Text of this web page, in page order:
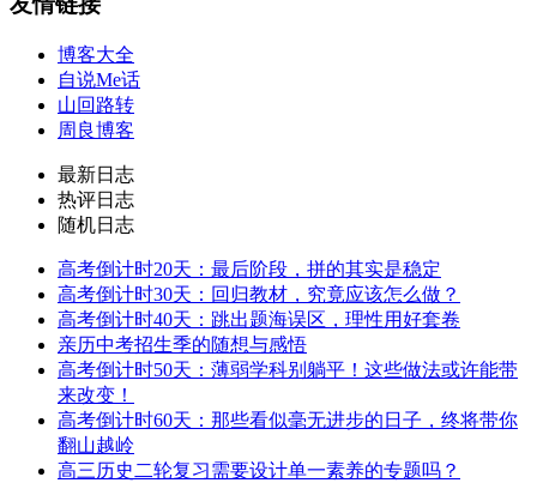
博客大全
自说Me话
山回路转
周良博客
最新日志
热评日志
随机日志
高考倒计时20天：最后阶段，拼的其实是稳定
高考倒计时30天：回归教材，究竟应该怎么做？
高考倒计时40天：跳出题海误区，理性用好套卷
亲历中考招生季的随想与感悟
高考倒计时50天：薄弱学科别躺平！这些做法或许能带
来改变！
高考倒计时60天：那些看似毫无进步的日子，终将带你
翻山越岭
高三历史二轮复习需要设计单一素养的专题吗？